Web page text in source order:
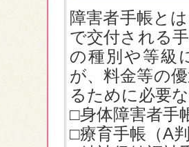
障害者手帳と
で交付される
の種別や等級
が、料金等の
るために必要
□身体障害者手
□療育手帳（A